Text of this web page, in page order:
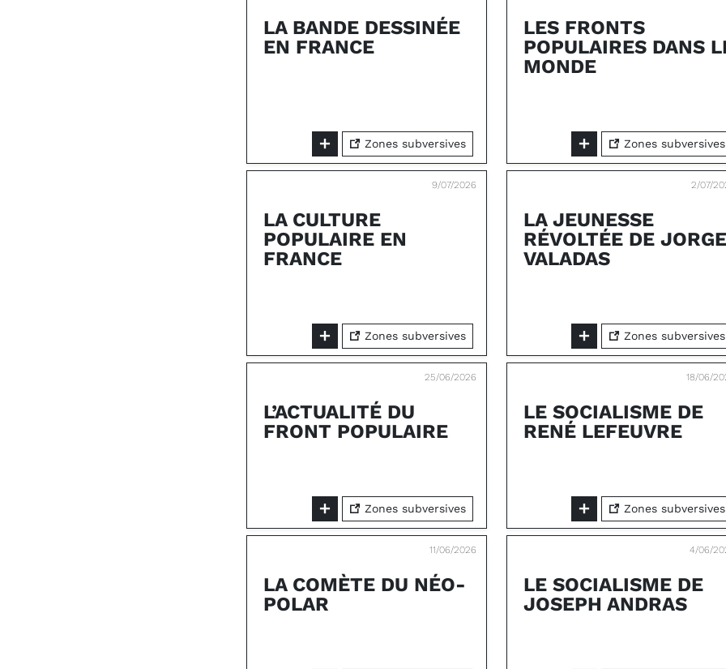
LA BANDE DESSINÉE
EN FRANCE
Zones subversives
LES FRONTS
POPULAIRES DANS
MONDE
Zones subversives
9/07/2026
LA CULTURE
POPULAIRE EN
FRANCE
Zones subversives
2/07/
LA JEUNESSE
RÉVOLTÉE DE JORGE
VALADAS
Zones subversives
25/06/2026
L’ACTUALITÉ DU
FRONT POPULAIRE
Zones subversives
18/06/
LE SOCIALISME DE
RENÉ LEFEUVRE
Zones subversives
11/06/2026
LA COMÈTE DU NÉO-
POLAR
4/06/
LE SOCIALISME DE
JOSEPH ANDRAS